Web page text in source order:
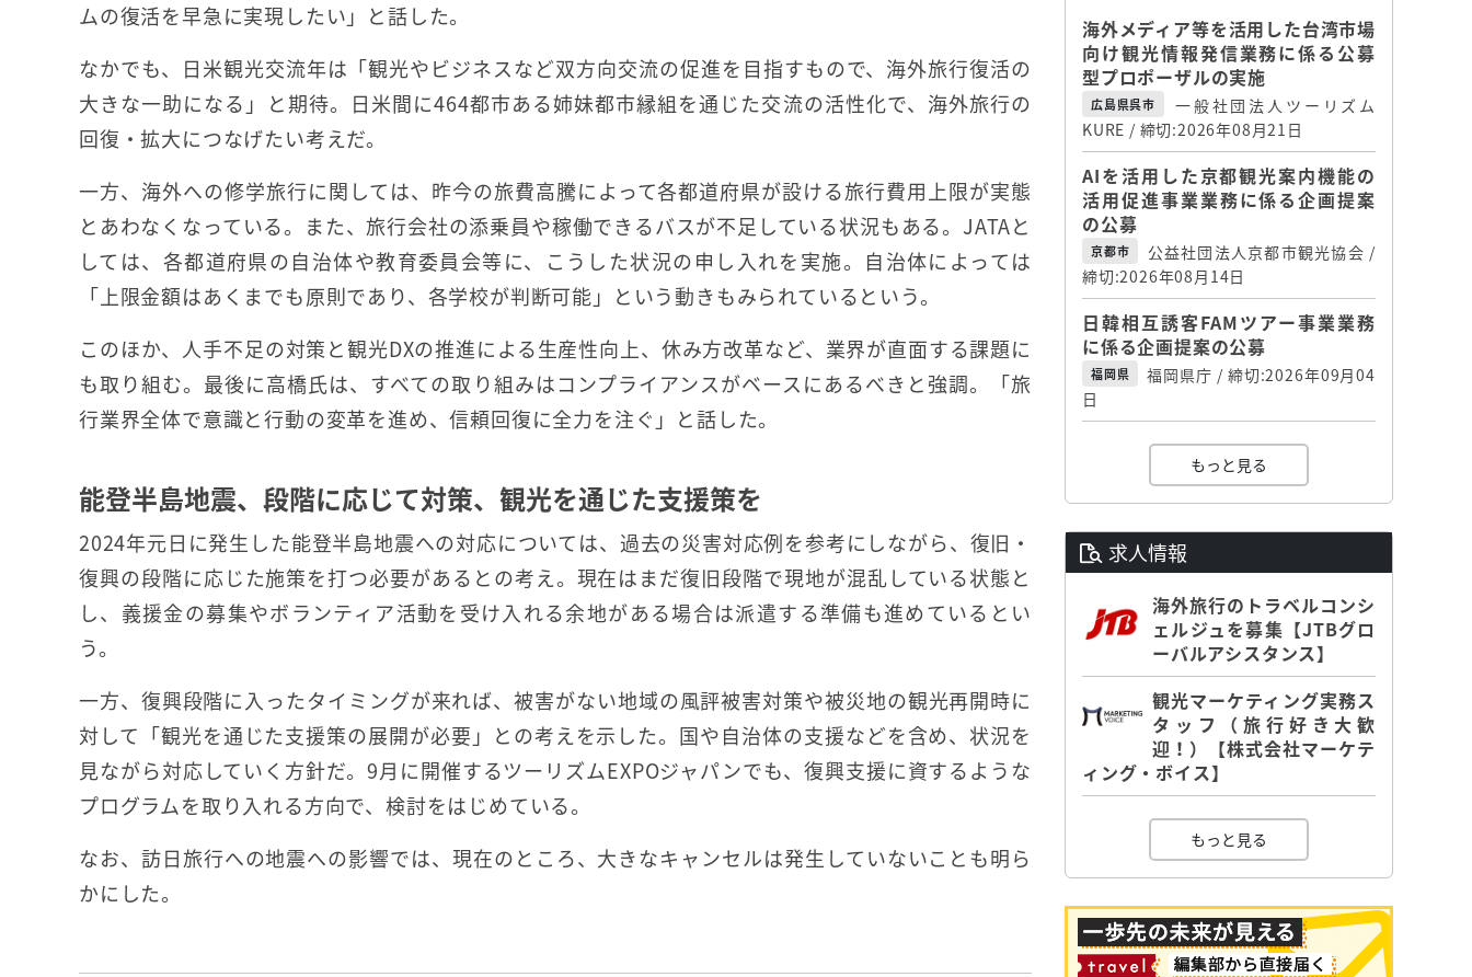
ムの復活を早急に実現したい」と話した。
なかでも、日米観光交流年は「観光やビジネスなど双方向交流の促進を目指すもので、海外旅行復活の
大きな一助になる」と期待。日米間に464都市ある姉妹都市縁組を通じた交流の活性化で、海外旅行の
回復・拡大につなげたい考えだ。
一方、海外への修学旅行に関しては、昨今の旅費高騰によって各都道府県が設ける旅行費用上限が実態
とあわなくなっている。また、旅行会社の添乗員や稼働できるバスが不足している状況もある。JATAと
しては、各都道府県の自治体や教育委員会等に、こうした状況の申し入れを実施。自治体によっては
「上限金額はあくまでも原則であり、各学校が判断可能」という動きもみられているという。
このほか、人手不足の対策と観光DXの推進による生産性向上、休み方改革など、業界が直面する課題に
も取り組む。最後に高橋氏は、すべての取り組みはコンプライアンスがベースにあるべきと強調。「旅
行業界全体で意識と行動の変革を進め、信頼回復に全力を注ぐ」と話した。
能登半島地震、段階に応じて対策、観光を通じた支援策を
2024年元日に発生した能登半島地震への対応については、過去の災害対応例を参考にしながら、復旧・
復興の段階に応じた施策を打つ必要があるとの考え。現在はまだ復旧段階で現地が混乱している状態と
し、義援金の募集やボランティア活動を受け入れる余地がある場合は派遣する準備も進めているとい
う。
一方、復興段階に入ったタイミングが来れば、被害がない地域の風評被害対策や被災地の観光再開時に
対して「観光を通じた支援策の展開が必要」との考えを示した。国や自治体の支援などを含め、状況を
見ながら対応していく方針だ。9月に開催するツーリズムEXPOジャパンでも、復興支援に資するような
プログラムを取り入れる方向で、検討をはじめている。
なお、訪日旅行への地震への影響では、現在のところ、大きなキャンセルは発生していないことも明ら
かにした。
海外メディア等を活用した台湾市場
向け観光情報発信業務に係る公募
型プロポーザルの実施
広島県呉市
一般社団法人ツーリズム
KURE / 締切:2026年08月21日
AIを活用した京都観光案内機能の
活用促進事業業務に係る企画提案
の公募
京都市
公益社団法人京都市観光協会 /
締切:2026年08月14日
日韓相互誘客FAMツアー事業業務
に係る企画提案の公募
福岡県
福岡県庁 / 締切:2026年09月04
日
もっと見る
求人情報
海外旅行のトラベルコンシ
ェルジュを募集【JTBグロ
ーバルアシスタンス】
観光マーケティング実務ス
タッフ（旅行好き大歓
迎！）【株式会社マーケテ
ィング・ボイス】
もっと見る